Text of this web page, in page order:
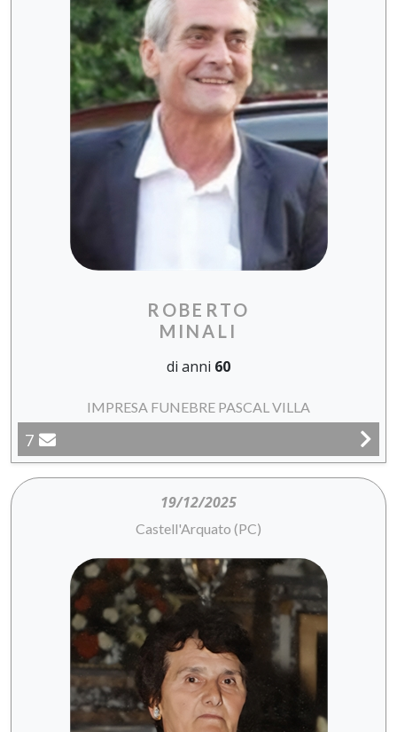
ROBERTO
MINALI
di anni 60
IMPRESA FUNEBRE PASCAL VILLA
7
19/12/2025
Castell'Arquato (PC)